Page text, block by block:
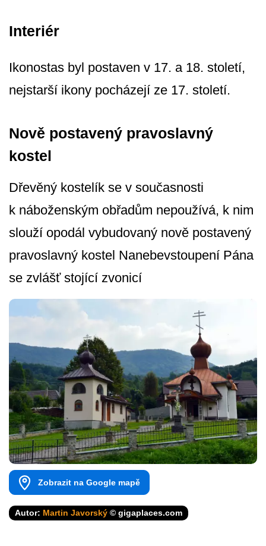
Interiér
Ikonostas byl postaven v 17. a 18. století,
nejstarší ikony pocházejí ze 17. století.
Nově postavený pravoslavný
kostel
Dřevěný kostelík se v současnosti
k náboženským obřadům nepoužívá, k nim
slouží opodál vybudovaný nově postavený
pravoslavný kostel Nanebevstoupení Pána
se zvlášť stojící zvonicí
Zobrazit na Google mapě
Autor: Martin Javorský © gigaplaces.com